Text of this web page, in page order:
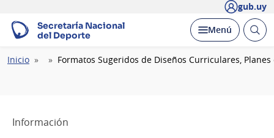
gub.uy
Secretaría Nacional
del Deporte
Desplegar
Menú Abrir
Ruta
Inicio Formatos Sugeridos de Diseños Curriculares,
Información